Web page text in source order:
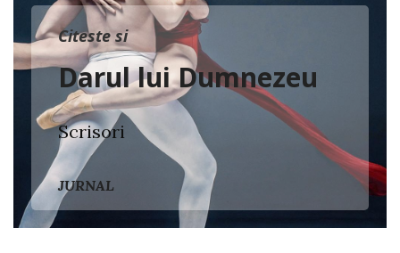
Citeste si
Darul lui Dumnezeu
Scrisori
JURNAL